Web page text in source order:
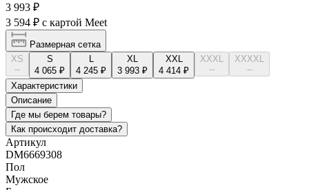
3 993 ₽
3 594 ₽ с картой Meet
Размерная сетка
XS
--
S
4 065 ₽
4 245 ₽
XL
3 993 ₽
XXL
4 414 ₽
XXXL
--
XXXXL
--
Характеристики
Описание
Где мы берем товары?
Как происходит доставка?
Артикул
DM6669308
Пол
Мужское